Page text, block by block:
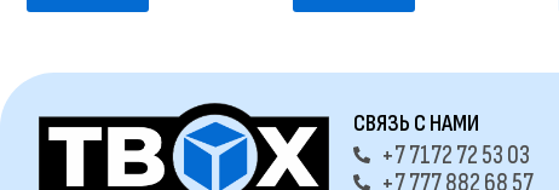
СВЯЗЬ С НАМИ
+7 7172 72 53 03
+7 777 882 68 57